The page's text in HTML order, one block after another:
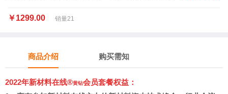
￥1299.00 销量21
商品介绍 购买需知
2022年新材料在线®黄钻会员套餐权益：